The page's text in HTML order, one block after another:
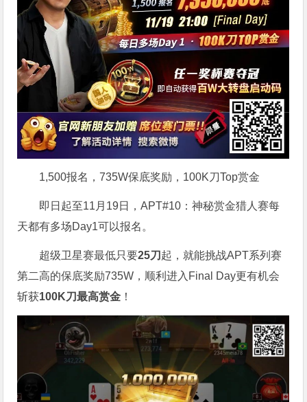
1,500报名，735W保底奖励，100K刀Top赏金
即日起至11月19日，APT#10：神秘赏金猎人赛每
天都有多场Day1可以报名。
超级卫星赛最低只要25刀 起，就能挑战APT系列赛
第二高的保底奖励735W，顺利进入Final Day更有机会
斩获100K刀最高赏金 ！